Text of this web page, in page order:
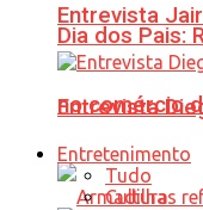
Dia dos Pais:
no comércio
Entrevista
Entrevista
Entretenimento
Tudo
Cultura